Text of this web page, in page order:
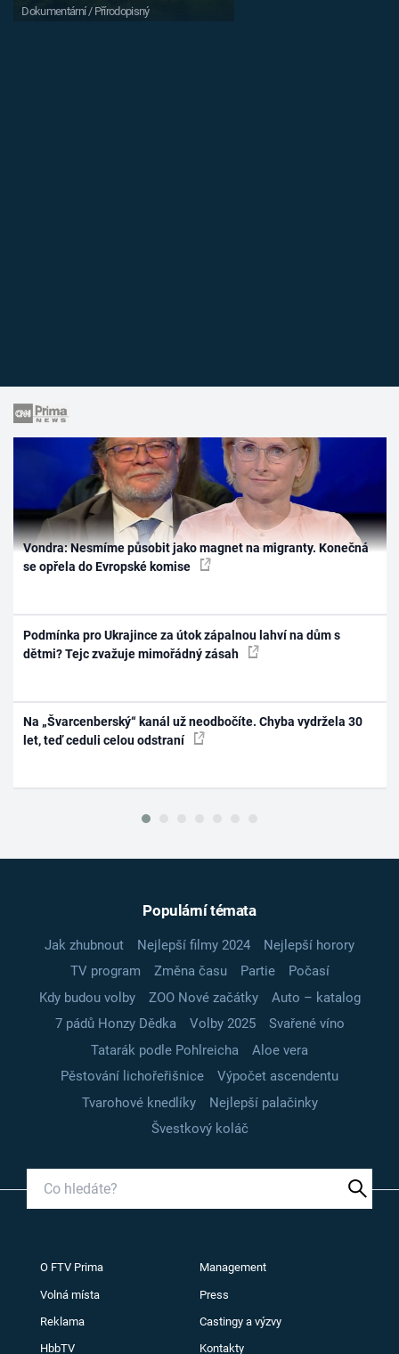
Dokumentární / Přírodopisný
Vondra: Nesmíme působit jako magnet na migranty. Konečná
se opřela do Evropské komise
Podmínka pro Ukrajince za útok zápalnou lahví na dům s
dětmi? Tejc zvažuje mimořádný zásah
Na „Švarcenberský“ kanál už neodbočíte. Chyba vydržela 30
let, teď ceduli celou odstraní
Populární témata
Jak zhubnout Nejlepší filmy 2024
Nejlepší horory
TV program
Změna času Partie
Počasí
Kdy budou volby
ZOO Nové začátky
Auto – katalog
7 pádů Honzy Dědka
Volby 2025
Svařené víno
Tatarák podle Pohlreicha
Aloe vera
Pěstování lichořeřišnice
Výpočet ascendentu
Tvarohové knedlíky
Nejlepší palačinky
Švestkový koláč
O FTV Prima Management
Volná místa Press
Reklama Castingy a výzvy
HbbTV Kontakty